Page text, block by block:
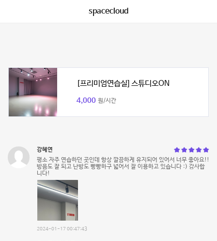
spacecloud
[프리미엄연습실] 스튜디오ON
4,000 원/시간
강혜연
평소 자주 연습하던 곳인데 항상 깔끔하게 유지되어 있어서 너무 좋아요!!
방음도 잘 되고 난방도 빵빵하구 넓어서 잘 이용하고 있습니다 :) 감사합
니다!
2024-01-17 00:47:43